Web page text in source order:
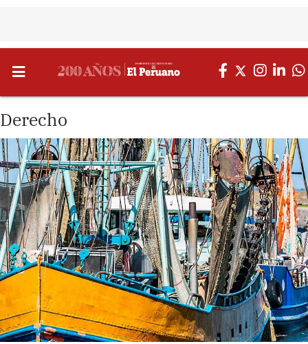
Derecho